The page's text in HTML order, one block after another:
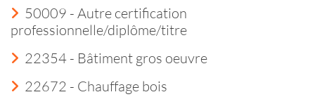
50009 - Autre certification
professionnelle/diplôme/titre
22354 - Bâtiment gros oeuvre
22672 - Chauffage bois